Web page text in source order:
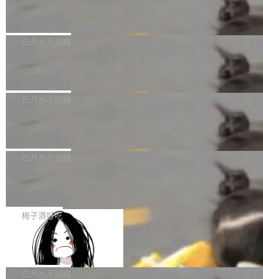
不得生成涉及安全性的关键变更，除非作者本身
36个月。 公告显示，本次宇树科技战略配售对
员工参与设立的专项资产管理计划。其中，Dee
获配9...
Bug fixes and enhancements 修复多次传递同
一个回归问题，该问题导致拉取镜像时会拒绝包
题，该问题可能导致在旧版 Linux 内核...
白开水不加糖
e 孵化器项目管理委员会（IPMC）投票中获得
P）！这一里程碑不仅标志着 Fluss 迈入新的发
白开水不加糖
长期停止内容更新，未能实现其作为“AI版维基百
提交的编辑请求也长期处于待处理状态。 Groki
pedia 于去年底上线，定位为由人工智能生成内
容的百科平台，被马斯克视为传统众包百科网站
维基百科的替代方案。Lawfare 调查发现，无论
热门页面还是低关注度页面，均未出现近期更
白开水不加糖
是这样的：配 MessageSource 的 Bean、写 R
eloadableResourceBundleMessageSource、
声明 LocaleResolver、注册 LocaleChangeInt
erceptor…五六步之后才能看到第一行翻译文
本。 Solon 换了个方式。整个 i18n 模块围绕三
梅子酒好吃
Apache Doris 4.1 全面增强 Iceberg：
支持 UPDATE、MERGE INTO 与 Iceb
erg V3
Apache Doris 4.1 要补齐的，正是缺失的那一
半。在已有查询能力的基础上，Doris 进一步支
白开水不加糖